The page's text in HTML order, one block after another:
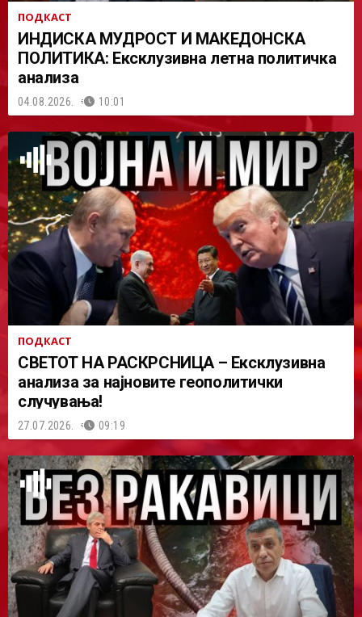
ПОДКАСТ
ИНДИСКА МУДРОСТ И МАКЕДОНСКА
ПОЛИТИКА: Ексклузивна летна политичка
анализа
04.08.2026. 10:01
ПОДКАСТ
СВЕТОТ НА РАСКРСНИЦА – Ексклузивна
анализа за најновите геополитички
случувања!
27.07.2026. 09:19